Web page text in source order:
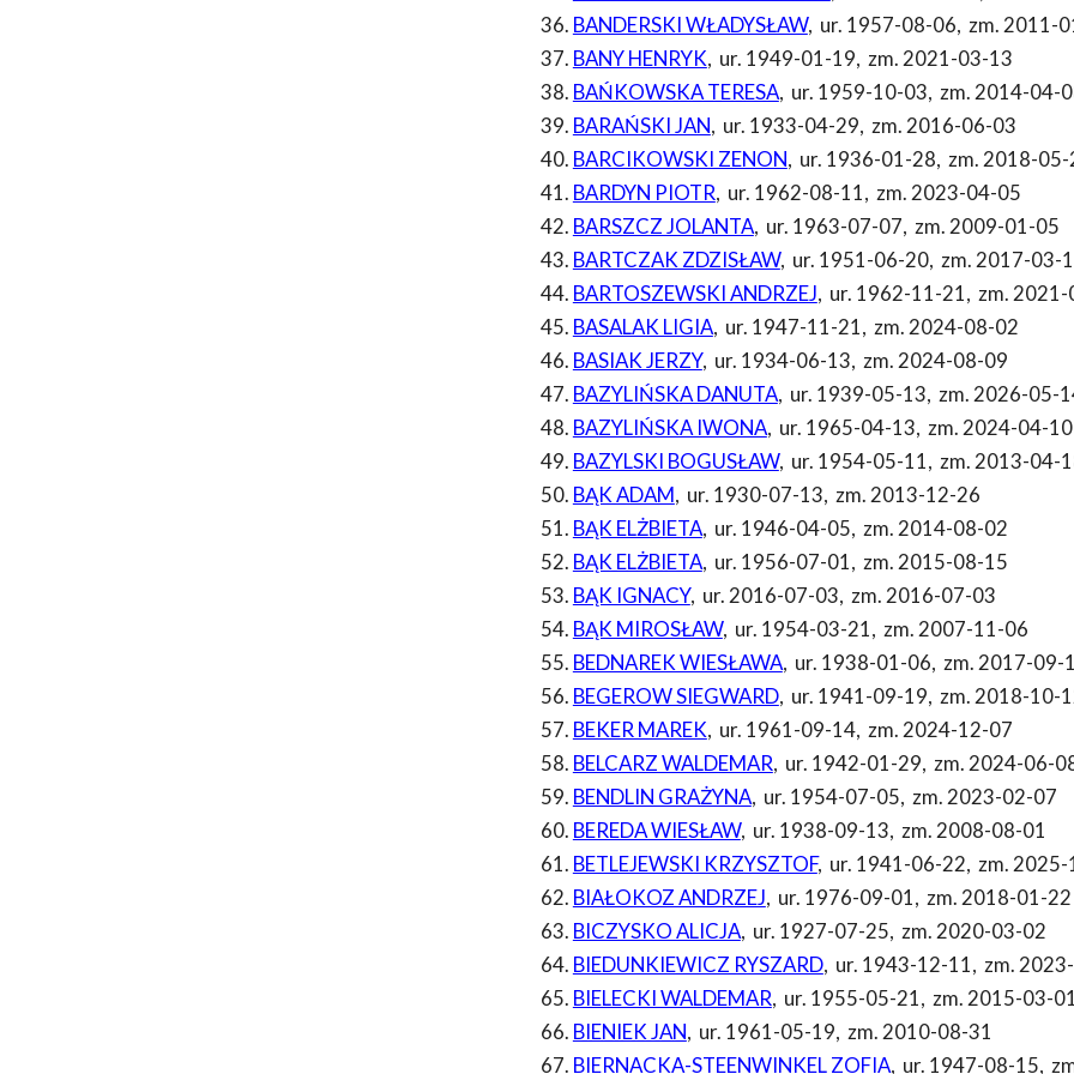
BANDERSKI WŁADYSŁAW, ur. 1957-08-06, zm. 2011-
BANY HENRYK, ur. 1949-01-19, zm. 2021-03-13
BAŃKOWSKA TERESA, ur. 1959-10-03, zm. 2014-04-
BARAŃSKI JAN, ur. 1933-04-29, zm. 2016-06-03
BARCIKOWSKI ZENON, ur. 1936-01-28, zm. 2018-
BARDYN PIOTR, ur. 1962-08-11, zm. 2023-04-05
BARSZCZ JOLANTA, ur. 1963-07-07, zm. 2009-01-05
BARTCZAK ZDZISŁAW, ur. 1951-06-20, zm. 2017-03-
BARTOSZEWSKI ANDRZEJ, ur. 1962-11-21, zm.
BASALAK LIGIA, ur. 1947-11-21, zm. 2024-08-02
BASIAK JERZY, ur. 1934-06-13, zm. 2024-08-09
BAZYLIŃSKA DANUTA, ur. 1939-05-13, zm. 2026-05-
BAZYLIŃSKA IWONA, ur. 1965-04-13, zm. 2024-04-10
BAZYLSKI BOGUSŁAW, ur. 1954-05-11, zm. 2013-04-
BĄK ADAM, ur. 1930-07-13, zm. 2013-12-26
BĄK ELŻBIETA, ur. 1946-04-05, zm. 2014-08-02
BĄK ELŻBIETA, ur. 1956-07-01, zm. 2015-08-15
BĄK IGNACY, ur. 2016-07-03, zm. 2016-07-03
BĄK MIROSŁAW, ur. 1954-03-21, zm. 2007-11-06
BEDNAREK WIESŁAWA, ur. 1938-01-06, zm. 2017-09-
BEGEROW SIEGWARD, ur. 1941-09-19, zm. 2018-10-
BEKER MAREK, ur. 1961-09-14, zm. 2024-12-07
BELCARZ WALDEMAR, ur. 1942-01-29, zm. 2024-06-
BENDLIN GRAŻYNA, ur. 1954-07-05, zm. 2023-02-07
BEREDA WIESŁAW, ur. 1938-09-13, zm. 2008-08-01
BETLEJEWSKI KRZYSZTOF, ur. 1941-06-22, zm.
BIAŁOKOZ ANDRZEJ, ur. 1976-09-01, zm. 2018-01-22
BICZYSKO ALICJA, ur. 1927-07-25, zm. 2020-03-02
BIEDUNKIEWICZ RYSZARD, ur. 1943-12-11, zm.
BIELECKI WALDEMAR, ur. 1955-05-21, zm. 2015-03-01
BIENIEK JAN, ur. 1961-05-19, zm. 2010-08-31
BIERNACKA-STEENWINKEL ZOFIA, ur. 1947-08-15,